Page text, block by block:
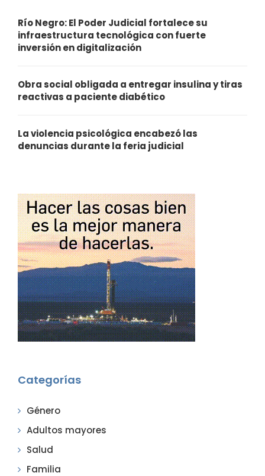
Río Negro: El Poder Judicial fortalece su
infraestructura tecnológica con fuerte
inversión en digitalización
Obra social obligada a entregar insulina y tiras
reactivas a paciente diabético
La violencia psicológica encabezó las
denuncias durante la feria judicial
Categorías
Género
Adultos mayores
Salud
Familia